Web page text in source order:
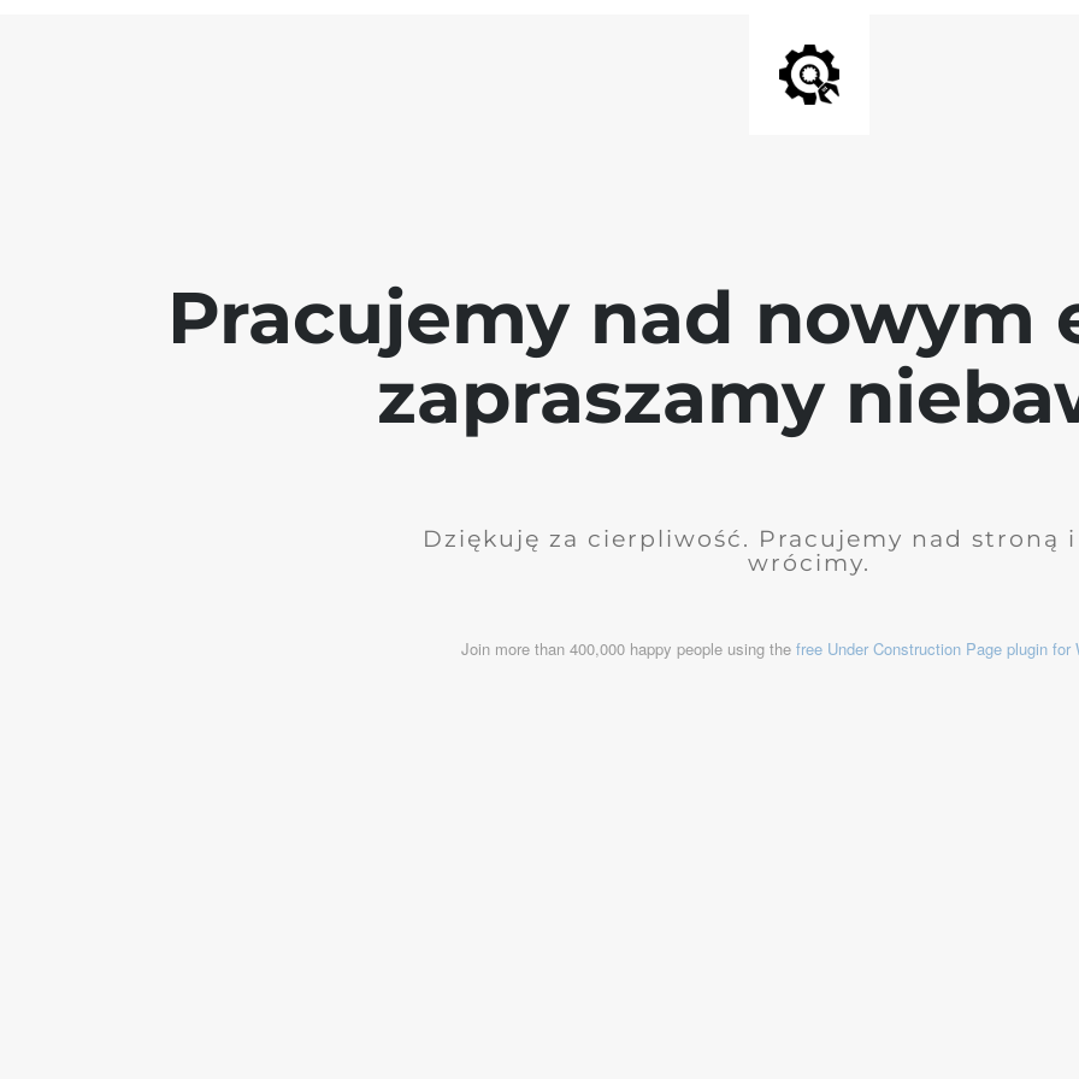
Pracujemy nad nowym
zapraszamy
Dziękuję za cierpliwość. Pracujemy nad stroną
wrócimy.
Join more than 400,000 happy people using the free Under Construction Page plugin for